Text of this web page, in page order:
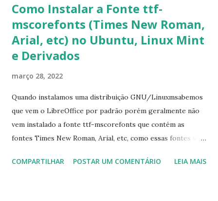
Como Instalar a Fonte ttf-
mscorefonts (Times New Roman,
Arial, etc) no Ubuntu, Linux Mint
e Derivados
março 28, 2022
Quando instalamos uma distribuição GNU/Linuxmsabemos
que vem o LibreOffice por padrão porém geralmente não
vem instalado a fonte ttf-mscorefonts que contém as
fontes Times New Roman, Arial, etc, como essas fontes são
a Associação Brasileira de Normas Técnicas (ABNT), exige
COMPARTILHAR POSTAR UM COMENTÁRIO LEIA MAIS